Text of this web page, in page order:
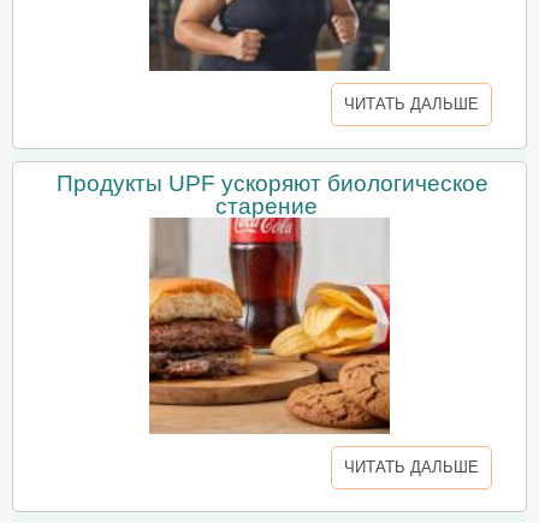
ЧИТАТЬ ДАЛЬШЕ
Продукты UPF ускоряют биологическое
старение
ЧИТАТЬ ДАЛЬШЕ